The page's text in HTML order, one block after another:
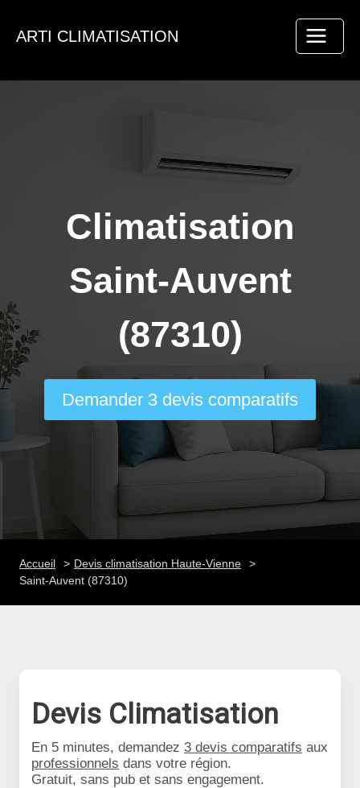
ARTI CLIMATISATION
Climatisation
Saint-Auvent
(87310)
Demander 3 devis comparatifs
Accueil
Devis climatisation Haute-Vienne
Saint-Auvent (87310)
Devis Climatisation
En 5 minutes, demandez 3 devis comparatifs aux
professionnels dans votre région.
Gratuit, sans pub et sans engagement.